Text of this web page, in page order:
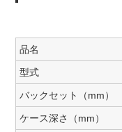
品名
型式
バックセット（mm）
ケース深さ（mm）